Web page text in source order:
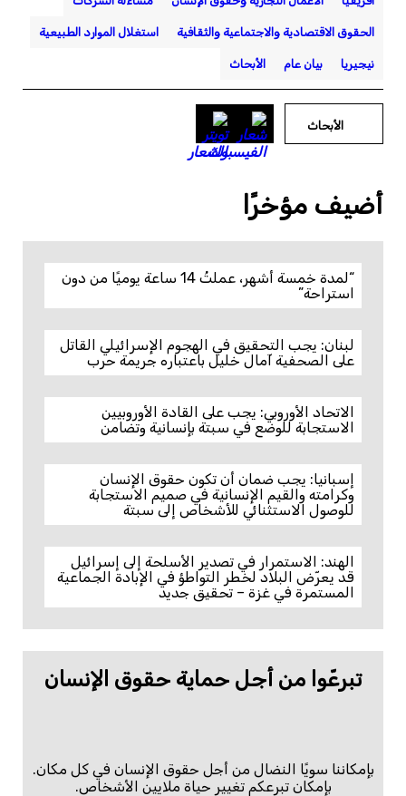
الحقوق الاقتصادية والاجتماعية والثقافية استغلال الموارد الطبيعية
نيجيريا بيان عام الأبحاث
الأبحاث
أضيف مؤخرًا
“لمدة خمسة أشهر، عملتُ 14 ساعة يوميًا من دون
استراحة”
لبنان: يجب التحقيق في الهجوم الإسرائيلي القاتل
على الصحفية آمال خليل باعتباره جريمة حرب
الاتحاد الأوروبي: يجب على القادة الأوروبيين
الاستجابة للوضع في سبتة بإنسانية وتضامن
إسبانيا: يجب ضمان أن تكون حقوق الإنسان
وكرامته والقيم الإنسانية في صميم الاستجابة
للوصول الاستثنائي للأشخاص إلى سبتة
الهند: الاستمرار في تصدير الأسلحة إلى إسرائيل
قد يعرّض البلاد لخطر التواطؤ في الإبادة الجماعية
المستمرة في غزة – تحقيق جديد
تبرعّوا من أجل حماية حقوق الإنسان
بإمكاننا سويًا النضال من أجل حقوق الإنسان في كل مكان.
بإمكان تبرعكم تغيير حياة ملايين الأشخاص.